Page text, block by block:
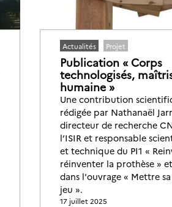
Actualités Projet
Publication « Corps
technologisés,
humaine »
Une contribution
rédigée par Nathanaël
directeur de recherche
l’ISIR et responsable
et technique du PI1 «
réinventer la prothèse »
dans l'ouvrage « Mettre
jeu ».
17 juillet 2025